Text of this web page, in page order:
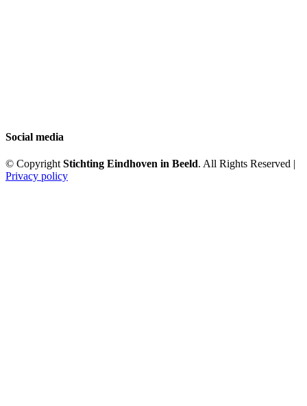
Social media
© Copyright Stichting Eindhoven in Beeld. All Rights Reserved |
Privacy policy